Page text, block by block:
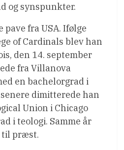
og synspunkter.
pave fra USA. Ifølge
of Cardinals blev han
den 14. september
fra Villanova
en bachelorgrad i
dimitterede han
Union i Chicago
i teologi. Samme år
til præst.